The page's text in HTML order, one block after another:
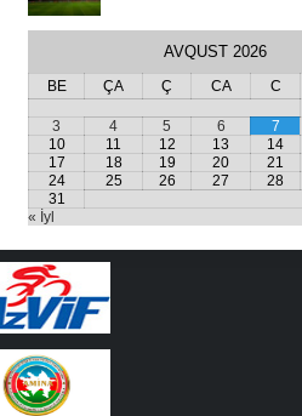
AVQUST 2026
BE ÇA Ç CA C
3
4 5 6 7
10
11 12 13 14
17
18 19 20 21
24
25 26 27 28
31
« İyl